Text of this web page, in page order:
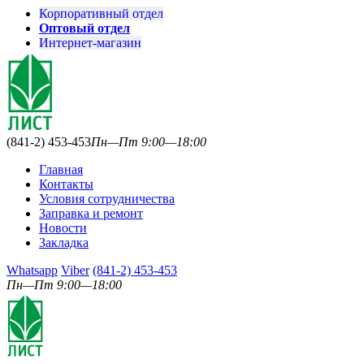
Корпоративный отдел
Оптовый отдел
Интернет-магазин
(841-2) 453-453Пн—Пт 9:00—18:00
Главная
Контакты
Условия сотрудничества
Заправка и ремонт
Новости
Закладка
Whatsapp Viber (841-2) 453-453
Пн—Пт 9:00—18:00